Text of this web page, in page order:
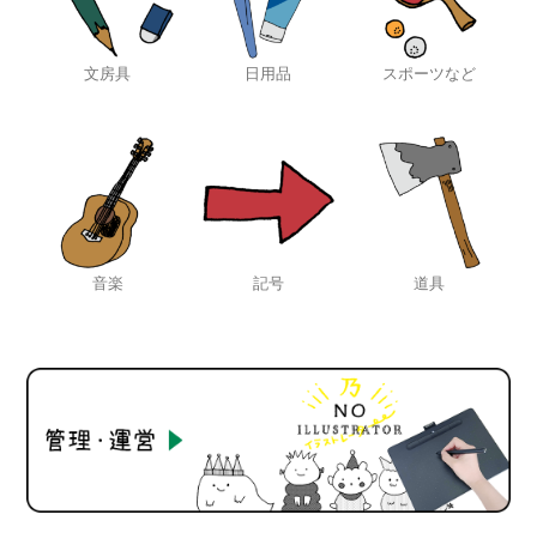
文房具 日用品 スポーツなど
音楽 記号 道具